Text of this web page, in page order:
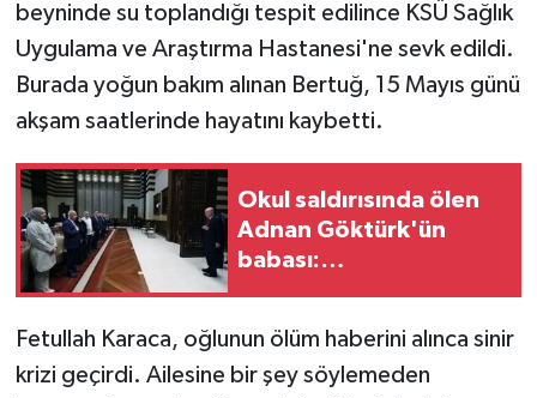
beyninde su toplandığı tespit edilince KSÜ Sağlık
Uygulama ve Araştırma Hastanesi'ne sevk edildi.
Burada yoğun bakım alınan Bertuğ, 15 Mayıs günü
akşam saatlerinde hayatını kaybetti.
Okul saldırısında ölen
Adnan Göktürk'ün
babası:
karşıladı
Fetullah Karaca, oğlunun ölüm haberini alınca sinir
krizi geçirdi. Ailesine bir şey söylemeden